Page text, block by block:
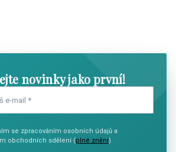
novinky jako první!
se zpracováním osobních údajů a
obchodních sdělení (plné znění)